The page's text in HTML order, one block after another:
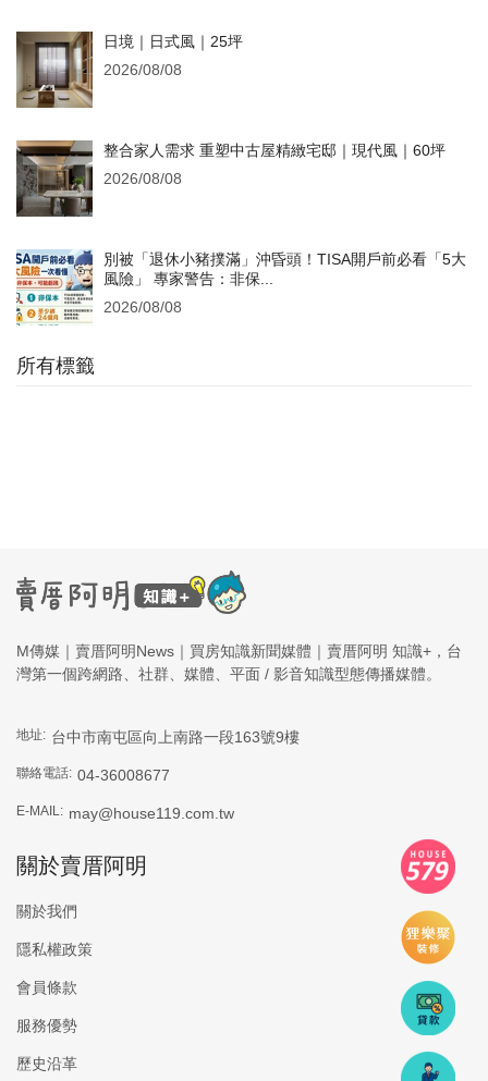
日境｜日式風｜25坪
2026/08/08
整合家人需求 重塑中古屋精緻宅邸｜現代風｜60坪
2026/08/08
別被「退休小豬撲滿」沖昏頭！TISA開戶前必看「5大
風險」 專家警告：非保...
2026/08/08
所有標籤
M傳媒｜賣厝阿明News｜買房知識新聞媒體｜賣厝阿明 知識+，台
灣第一個跨網路、社群、媒體、平面 / 影音知識型態傳播媒體。
地址: 台中市南屯區向上南路一段163號9樓
聯絡電話: 04-36008677
E-MAIL: may@house119.com.tw
關於賣厝阿明
關於我們
隱私權政策
會員條款
服務優勢
歷史沿革